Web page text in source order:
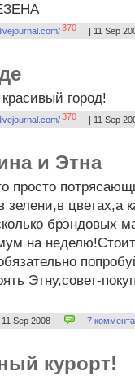
370 | 11 Sep
город!
370 | 11 Sep
и Этна
просто
цветах,а
брэндовых
на
Этну,совет-
11 Sep 2008 | 7
курорт!